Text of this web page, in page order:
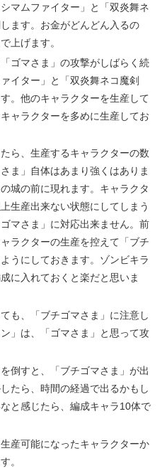
マムファイター」と「双炎舞ネ
ます。お金がどんどん入るの
上げます。
ゴマさま」の攻撃がしばらく続
イター」と「双炎舞ネコ魔剣
。他のキャラクターを生産して
ャラクターを多めに生産してお
ら、生産するキャラクターの数
ま」自体はあまり強くはありま
城の前に現れます。キャラクタ
生産出来ない状態にしてしまう
マさま」に対応出来ません。前
ラクターの生産を控えて「ブチ
うにしておきます。ゾンビキラ
に入れておくと楽だと思いま
も、「ブチゴマさま」に注意し
」は、「ゴマさま」と思って攻
倒すと、「ブチゴマさま」が出
たら、時間の経過で出るかもし
と感じたら、編成キャラ10体で
産可能になったキャラクターか
。